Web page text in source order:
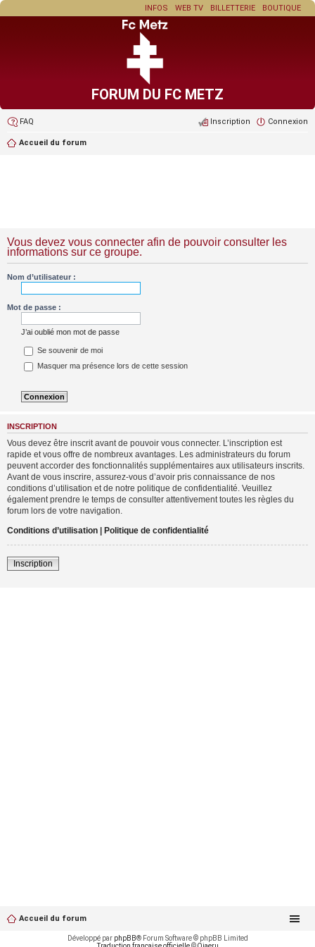
BOUTIQUE
BILLETTERIE
WEB TV
INFOS
FORUM DU FC METZ
FAQ Connexion
Inscription
Accueil du forum
Vous devez vous connecter afin de pouvoir consulter les
informations sur ce groupe.
Nom d’utilisateur :
Mot de passe :
J’ai oublié mon mot de passe
Se souvenir de moi
Masquer ma présence lors de cette session
INSCRIPTION
Vous devez être inscrit avant de pouvoir vous connecter. L’inscription est
rapide et vous offre de nombreux avantages. Les administrateurs du forum
peuvent accorder des fonctionnalités supplémentaires aux utilisateurs inscrits.
Avant de vous inscrire, assurez-vous d’avoir pris connaissance de nos
conditions d’utilisation et de notre politique de confidentialité. Veuillez
également prendre le temps de consulter attentivement toutes les règles du
forum lors de votre navigation.
Conditions d’utilisation | Politique de confidentialité
Inscription
Accueil du forum
Développé par phpBB® Forum Software © phpBB Limited